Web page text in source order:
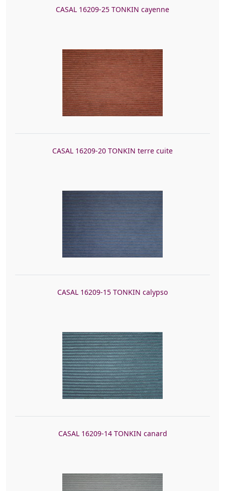
CASAL 16209-25 TONKIN cayenne
CASAL 16209-20 TONKIN terre cuite
CASAL 16209-15 TONKIN calypso
CASAL 16209-14 TONKIN canard